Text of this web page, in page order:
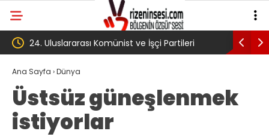
24. Uluslararası Komünist ve İşçi Partileri
toplantısı Havana’da başladı
Ana Sayfa ›Dünya
Üstsüz güneşlenmek
istiyorlar